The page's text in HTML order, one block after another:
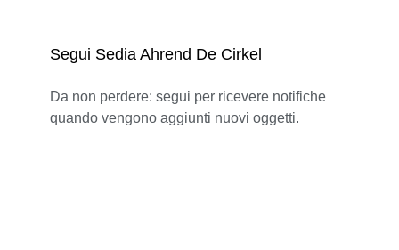
Segui Sedia Ahrend De Cirkel
Da non perdere: segui per ricevere notifiche
quando vengono aggiunti nuovi oggetti.